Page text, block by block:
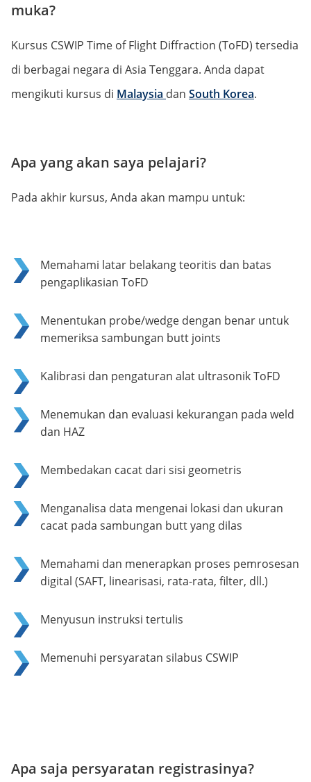
muka?
Kursus CSWIP Time of Flight Diffraction (ToFD) tersedia
di berbagai negara di Asia Tenggara. Anda dapat
mengikuti kursus di Malaysia dan South Korea.
Apa yang akan saya pelajari?
Pada akhir kursus, Anda akan mampu untuk:
Memahami latar belakang teoritis dan batas
pengaplikasian ToFD
Menentukan probe/wedge dengan benar untuk
memeriksa sambungan butt joints
Kalibrasi dan pengaturan alat ultrasonik ToFD
Menemukan dan evaluasi kekurangan pada weld
dan HAZ
Membedakan cacat dari sisi geometris
Menganalisa data mengenai lokasi dan ukuran
cacat pada sambungan butt yang dilas
Memahami dan menerapkan proses pemrosesan
digital (SAFT, linearisasi, rata-rata, filter, dll.)
Menyusun instruksi tertulis
Memenuhi persyaratan silabus CSWIP
Apa saja persyaratan registrasinya?